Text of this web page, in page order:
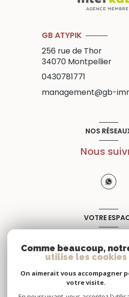
GB ATYPIK
256 rue de Thor
34070 Montpellier
0430781771
management@gb-
NOS
Nous
VOTRE
SE CONNECTER
Comme beaucoup,
utilise les cookies
On aimerait vous accompagner
votre visite.